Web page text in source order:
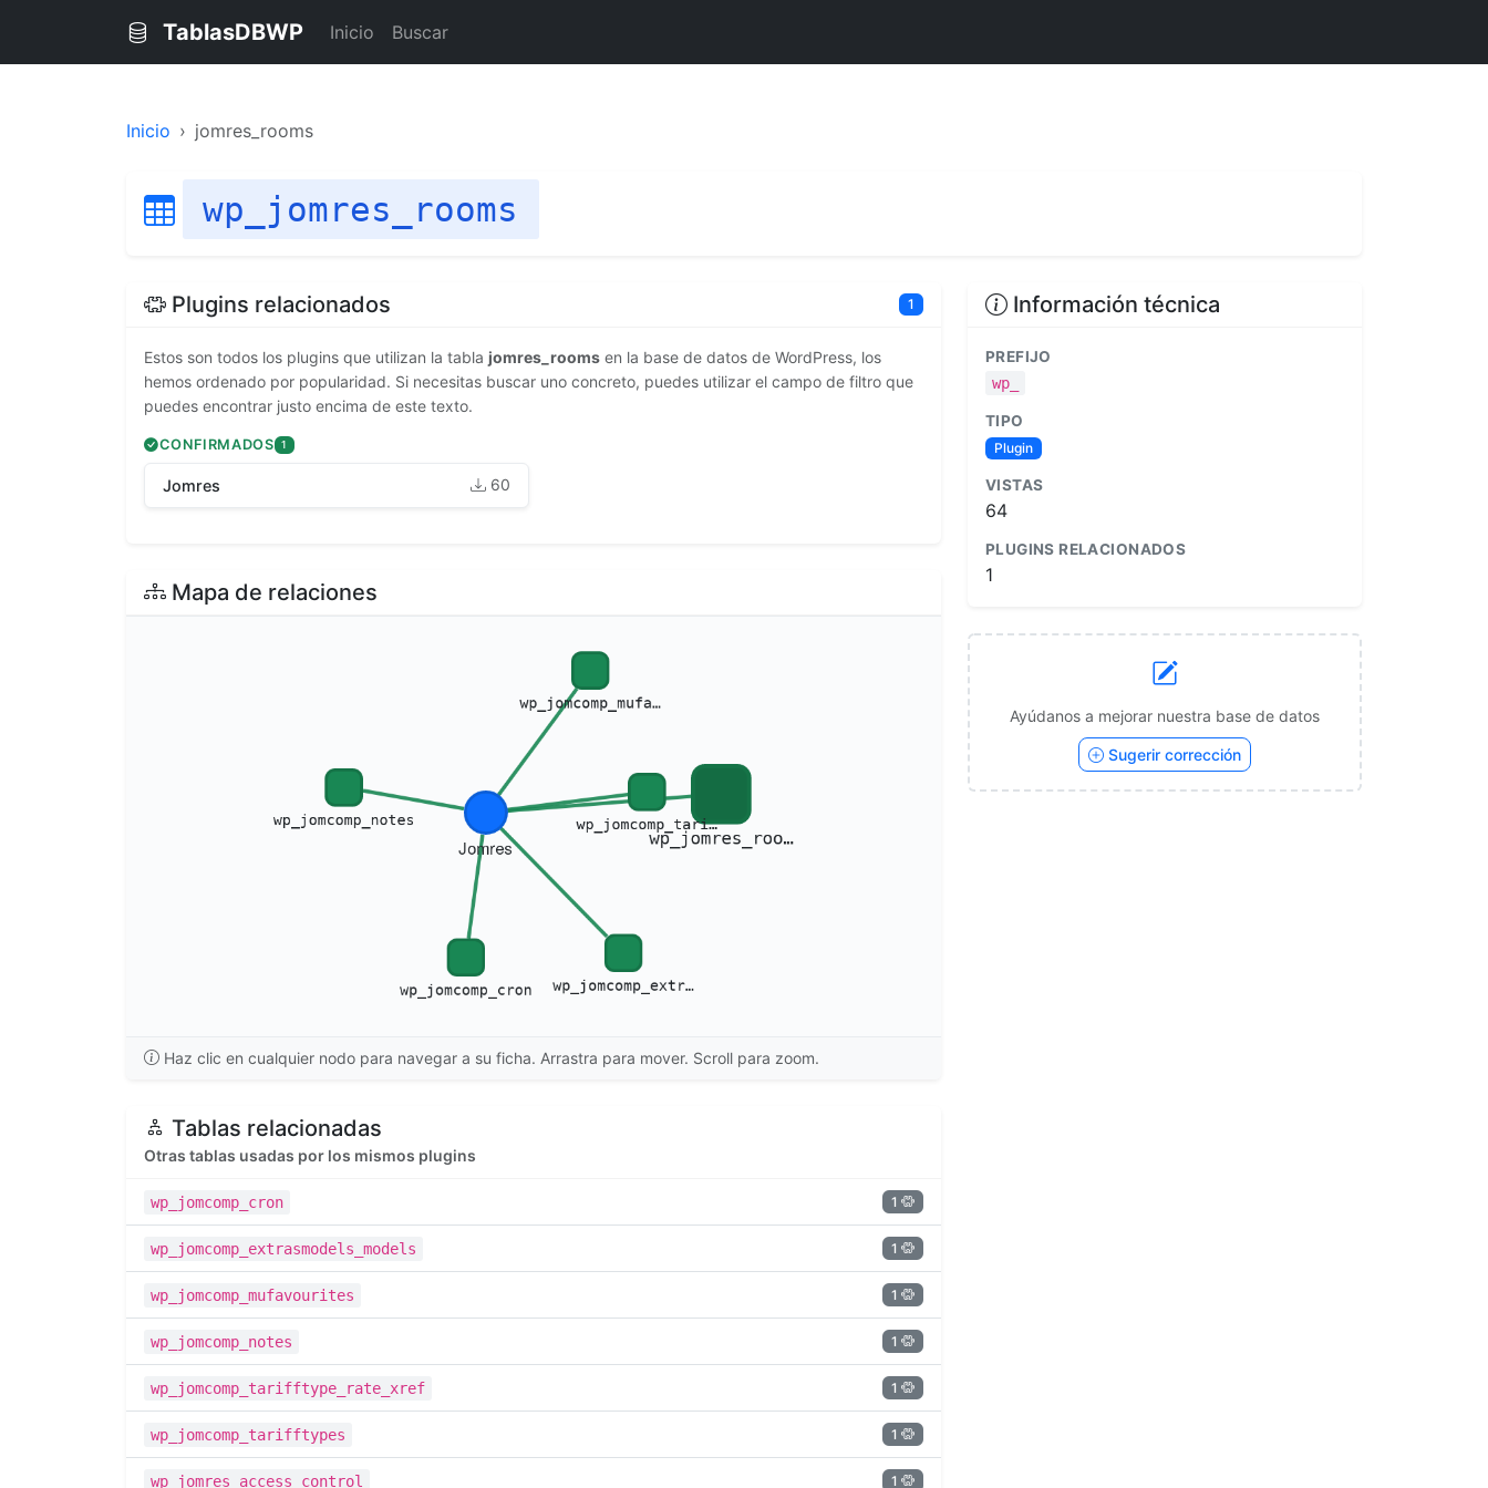
TablasDBWP Inicio Buscar
Inicio jomres_rooms
wp_jomres_rooms
Plugins relacionados 1
Estos son todos los plugins que utilizan la tabla jomres_rooms en la base de datos de WordPress, los
hemos ordenado por popularidad. Si necesitas buscar uno concreto, puedes utilizar el campo de filtro que
puedes encontrar justo encima de este texto.
CONFIRMADOS 1
Jomres 60
Mapa de relaciones
Haz clic en cualquier nodo para navegar a su ficha. Arrastra para mover. Scroll para zoom.
Tablas relacionadas
Otras tablas usadas por los mismos plugins
wp_jomcomp_cron 1
wp_jomcomp_extrasmodels_models 1
wp_jomcomp_mufavourites 1
wp_jomcomp_notes 1
wp_jomcomp_tarifftype_rate_xref 1
wp_jomcomp_tarifftypes 1
wp_jomres_access_control 1
Información técnica
PREFIJO
wp_
TIPO
Plugin
VISTAS
64
PLUGINS RELACIONADOS
1
Ayúdanos a mejorar nuestra base de datos
Sugerir corrección